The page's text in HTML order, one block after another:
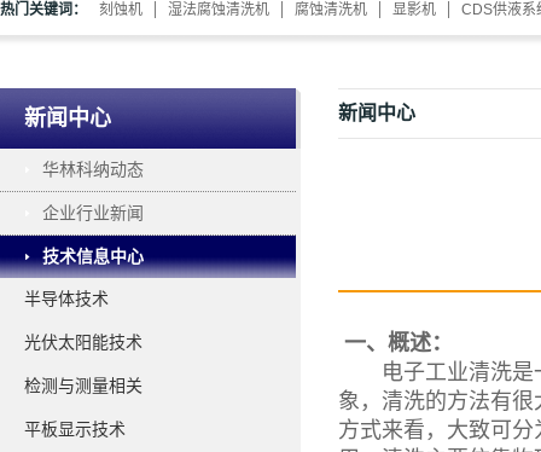
热门关键词： 刻蚀机 湿法腐蚀清洗机 腐蚀清洗机 显影机 CDS供液系
新闻中心
华林科纳动态
企业行业新闻
技术信息中心
半导体技术
光伏太阳能技术
检测与测量相关
平板显示技术
新闻中心
一、概述：
电子工业清洗是一
象，清洗的方法有
方式来看，大致可